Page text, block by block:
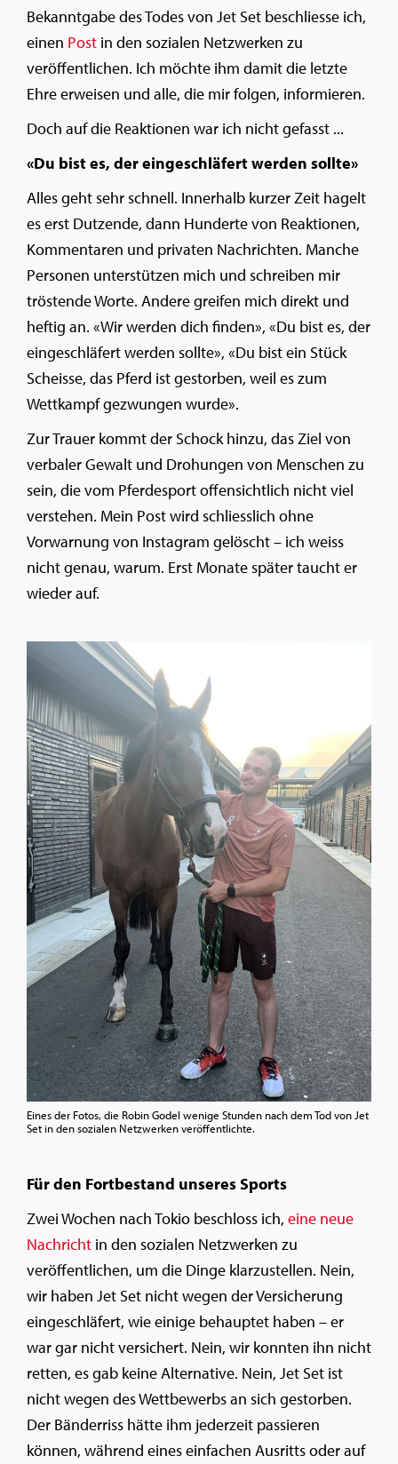
Bekanntgabe des Todes von Jet Set beschliesse ich,
einen Post in den sozialen Netzwerken zu
veröffentlichen. Ich möchte ihm damit die letzte
Ehre erweisen und alle, die mir folgen, informieren.
Doch auf die Reaktionen war ich nicht gefasst ...
«Du bist es, der eingeschläfert werden sollte»
Alles geht sehr schnell. Innerhalb kurzer Zeit hagelt
es erst Dutzende, dann Hunderte von Reaktionen,
Kommentaren und privaten Nachrichten. Manche
Personen unterstützen mich und schreiben mir
tröstende Worte. Andere greifen mich direkt und
heftig an. «Wir werden dich finden», «Du bist es, der
eingeschläfert werden sollte», «Du bist ein Stück
Scheisse, das Pferd ist gestorben, weil es zum
Wettkampf gezwungen wurde».
Zur Trauer kommt der Schock hinzu, das Ziel von
verbaler Gewalt und Drohungen von Menschen zu
sein, die vom Pferdesport offensichtlich nicht viel
verstehen. Mein Post wird schliesslich ohne
Vorwarnung von Instagram gelöscht – ich weiss
nicht genau, warum. Erst Monate später taucht er
wieder auf.
Eines der Fotos, die Robin Godel wenige Stunden nach dem Tod von Jet
Set in den sozialen Netzwerken veröffentlichte.
Für den Fortbestand unseres Sports
Zwei Wochen nach Tokio beschloss ich, eine neue
Nachricht in den sozialen Netzwerken zu
veröffentlichen, um die Dinge klarzustellen. Nein,
wir haben Jet Set nicht wegen der Versicherung
eingeschläfert, wie einige behauptet haben – er
war gar nicht versichert. Nein, wir konnten ihn nicht
retten, es gab keine Alternative. Nein, Jet Set ist
nicht wegen des Wettbewerbs an sich gestorben.
Der Bänderriss hätte ihm jederzeit passieren
können, während eines einfachen Ausritts oder auf